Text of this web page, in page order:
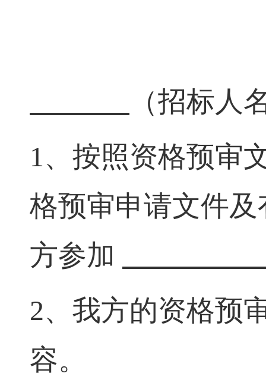
（招标人
1、 按照资格预审
格预审申请文件
方参加
2、我方的资格预
容。